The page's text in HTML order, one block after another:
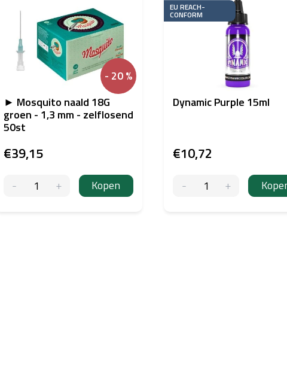
- 20 %
► Mosquito naald 18G
groen - 1,3 mm - zelflosend
50st
€39,15
Kopen
EU REACH-
CONFORM
Dynamic Purple 15ml
€10,72